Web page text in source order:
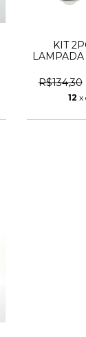
KIT
LAMPADA
R$134,30
12 x